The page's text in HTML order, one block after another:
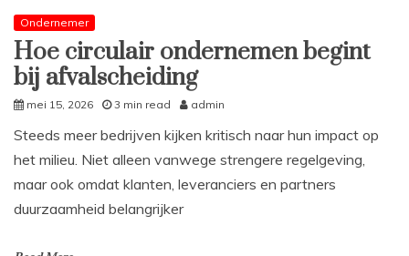
Ondernemer
Hoe circulair ondernemen begint
bij afvalscheiding
mei 15, 2026 3 min read admin
Steeds meer bedrijven kijken kritisch naar hun impact op
het milieu. Niet alleen vanwege strengere regelgeving,
maar ook omdat klanten, leveranciers en partners
duurzaamheid belangrijker